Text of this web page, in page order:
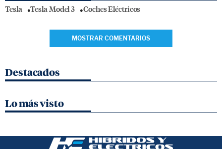
Tesla Tesla Model 3 Coches Eléctricos
MOSTRAR COMENTARIOS
Destacados
Lo más visto